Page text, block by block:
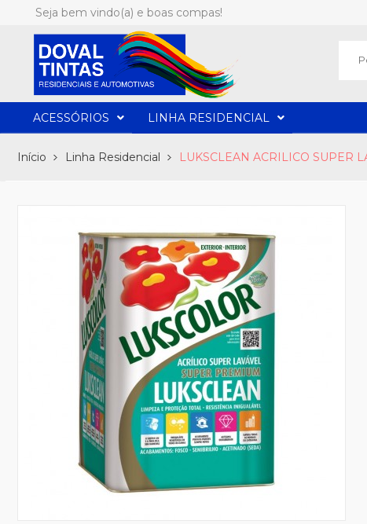
Seja bem vindo(a) e boas compas!
ACESSÓRIOS LINHA RESIDENCIAL
Início Linha Residencial LUKSCLEAN ACRILICO SUPER